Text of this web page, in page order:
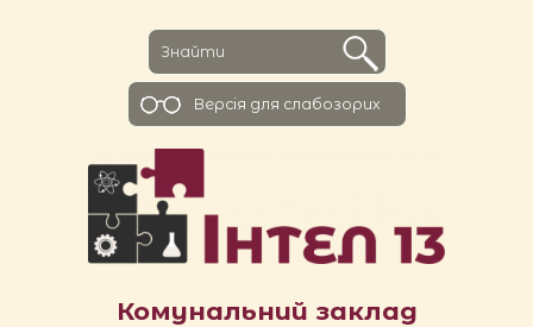
Комунальний заклад
Версiя для слабозорих